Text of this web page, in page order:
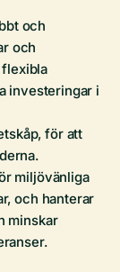
och
och
investeringar i
för att
miljövänliga
och hanterar
minskar